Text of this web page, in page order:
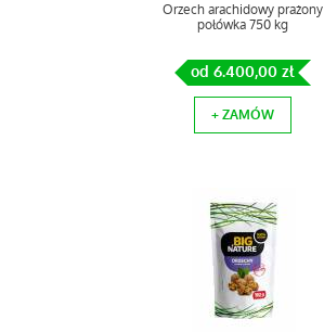
Orzech arachidowy prażony
połówka 750 kg
od 6.400,00 zł
+ ZAMÓW